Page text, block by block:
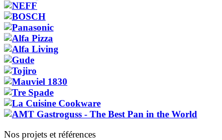
Nos projets et références